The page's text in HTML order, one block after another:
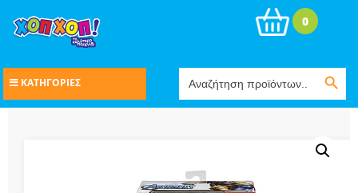
for:
Search Button
0
ΚΑΤΗΓΟΡΙΕΣ